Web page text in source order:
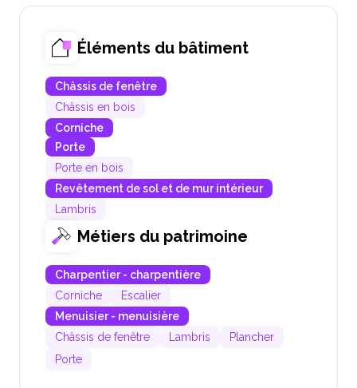
Éléments du bâtiment
Châssis de fenêtre
Châssis en bois
Corniche
Porte
Porte en bois
Revêtement de sol et de mur intérieur
Lambris
Métiers du patrimoine
Charpentier - charpentière
Corniche
Escalier
Menuisier - menuisière
Châssis de fenêtre
Lambris
Plancher
Porte